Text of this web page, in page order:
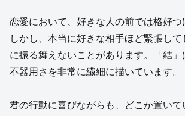
恋愛において、好きな人の前では格好つ
しかし、本当に好きな相手ほど緊張して
に振る舞えないことがあります。「結
不器用さを非常に繊細に描いています。
君の行動に喜びながらも、どこか置い